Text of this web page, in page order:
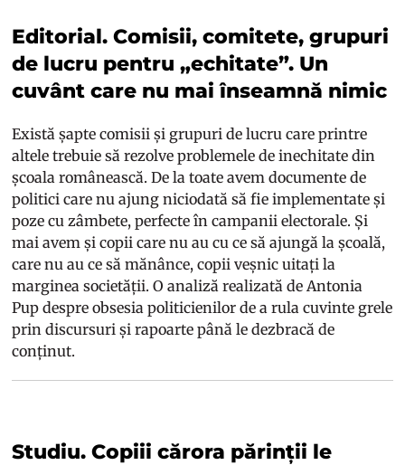
Editorial. Comisii, comitete, grupuri
de lucru pentru „echitate”. Un
cuvânt care nu mai înseamnă nimic
Există șapte comisii și grupuri de lucru care printre
altele trebuie să rezolve problemele de inechitate din
școala românească. De la toate avem documente de
politici care nu ajung niciodată să fie implementate și
poze cu zâmbete, perfecte în campanii electorale. Și
mai avem și copii care nu au cu ce să ajungă la școală,
care nu au ce să mănânce, copii veșnic uitați la
marginea societății. O analiză realizată de Antonia
Pup despre obsesia politicienilor de a rula cuvinte grele
prin discursuri și rapoarte până le dezbracă de
conținut.
Studiu. Copiii cărora părinții le